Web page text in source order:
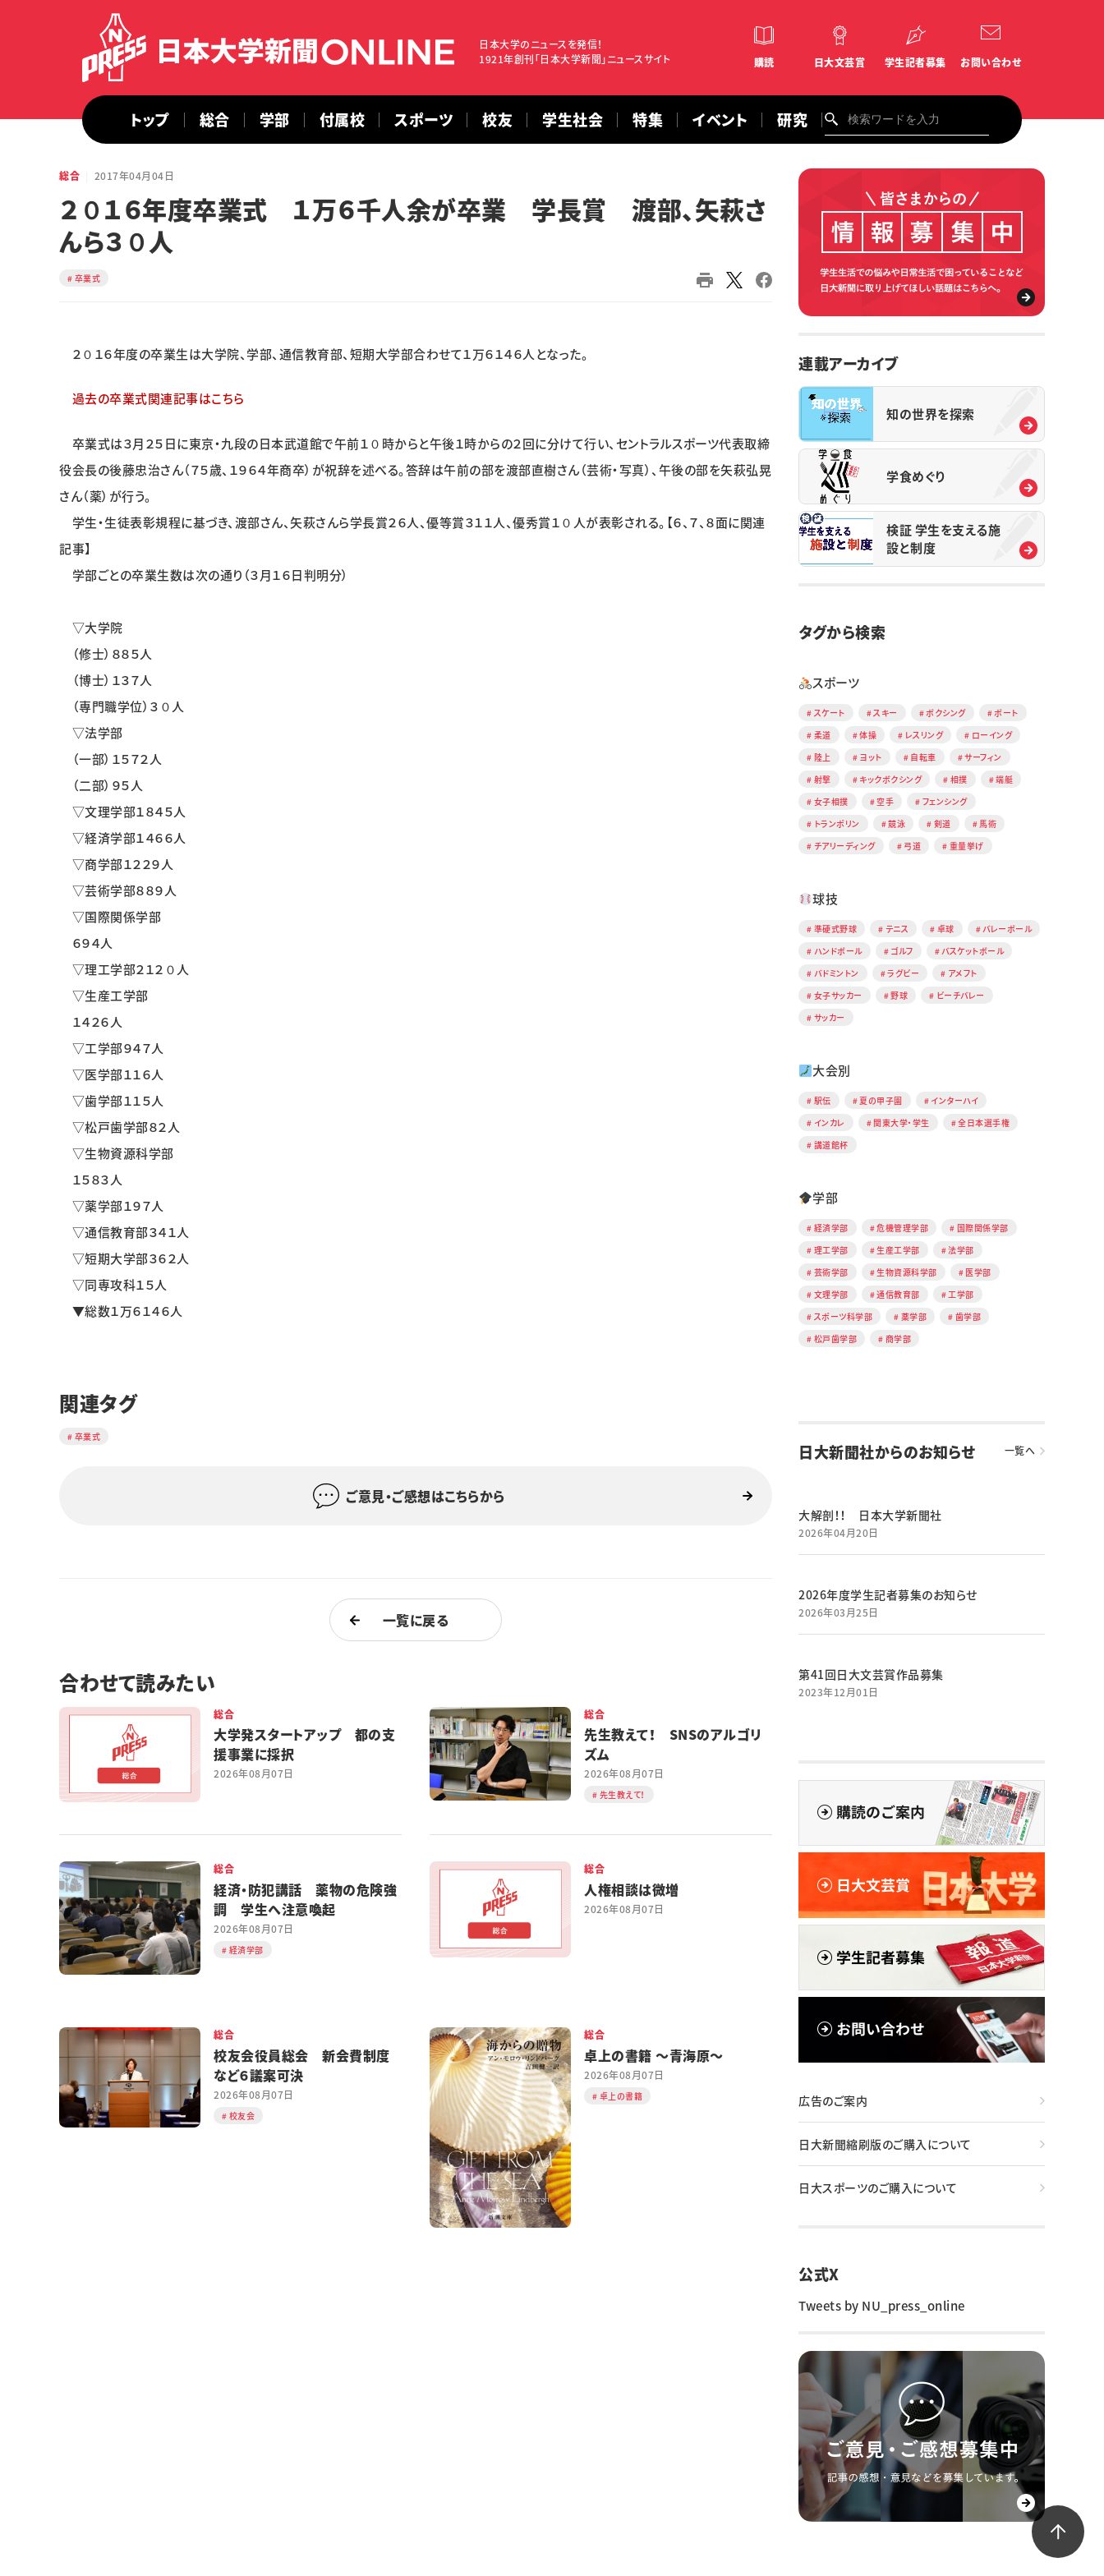
日本大学のニュースを発信！
1921年創刊「日本大学新聞」ニュースサイト
購読 日大文芸賞 学生記者募集 お問い合わせ
トップ 総合 学部 付属校 スポーツ 校友 学生社会 特集 イベント 研究
総合 2017年04月04日
２０１６年度卒業式 １万６千人余が卒業 学長賞 渡部、矢萩さ
んら３０人
卒業式
２０１６年度の卒業生は大学院、学部、通信教育部、短期大学部合わせて１万６１４６人となった。
過去の卒業式関連記事はこちら
卒業式は３月２５日に東京・九段の日本武道館で午前１０時からと午後１時からの２回に分けて行い、セントラルスポーツ代表取締
役会長の後藤忠治さん（７５歳、１９６４年商卒）が祝辞を述べる。答辞は午前の部を渡部直樹さん（芸術・写真）、午後の部を矢萩弘晃
さん（薬）が行う。
学生・生徒表彰規程に基づき、渡部さん、矢萩さんら学長賞２６人、優等賞３１１人、優秀賞１０人が表彰される。【６、７、８面に関連
記事】
学部ごとの卒業生数は次の通り（３月１６日判明分）
▽大学院
（修士）８８５人
（博士）１３７人
（専門職学位）３０人
▽法学部
（一部）１５７２人
（二部）９５人
▽文理学部１８４５人
▽経済学部１４６６人
▽商学部１２２９人
▽芸術学部８８９人
▽国際関係学部
６９４人
▽理工学部２１２０人
▽生産工学部
１４２６人
▽工学部９４７人
▽医学部１１６人
▽歯学部１１５人
▽松戸歯学部８２人
▽生物資源科学部
１５８３人
▽薬学部１９７人
▽通信教育部３４１人
▽短期大学部３６２人
▽同専攻科１５人
▼総数１万６１４６人
関連タグ
卒業式
ご意見・ご感想はこちらから
一覧に戻る
合わせて読みたい
総合
大学発スタートアップ 都の支
援事業に採択
2026年08月07日
総合
先生教えて！ SNSのアルゴリ
ズム
2026年08月07日
先生教えて！
総合
経済・防犯講話 薬物の危険強
調 学生へ注意喚起
2026年08月07日
経済学部
総合
人権相談は微増
2026年08月07日
総合
校友会役員総会 新会費制度
など６議案可決
2026年08月07日
校友会
総合
卓上の書籍 ～青海原～
2026年08月07日
卓上の書籍
連載アーカイブ
知の世界を探索
学食めぐり
検証 学生を支える施
設と制度
タグから検索
スポーツ
スケート スキー ボクシング
ボート
柔道
体操 レスリング
ローイング
陸上
ヨット 自転車
サーフィン
射撃
キックボクシング 相撲
端艇
女子相撲
空手
フェンシング
トランポリン
競泳 剣道
馬術
チアリーディング
弓道 重量挙げ
球技
準硬式野球 テニス 卓球
バレーボール
ハンドボール
ゴルフ
バスケットボール
バドミントン
ラグビー
アメフト
女子サッカー
野球
ビーチバレー
サッカー
大会別
駅伝 夏の甲子園
インターハイ
インカレ
関東大学・学生
全日本選手権
講道館杯
学部
経済学部 危機管理学部
国際関係学部
理工学部
生産工学部
法学部
芸術学部
生物資源科学部
医学部
文理学部
通信教育部
工学部
スポーツ科学部
薬学部
歯学部
松戸歯学部
商学部
日大新聞社からのお知らせ 一覧へ
大解剖！！ 日本大学新聞社
2026年04月20日
2026年度学生記者募集のお知らせ
2026年03月25日
第41回日大文芸賞作品募集
2023年12月01日
広告のご案内
日大新聞縮刷版のご購入について
日大スポーツのご購入について
公式X
Tweets by NU_press_online